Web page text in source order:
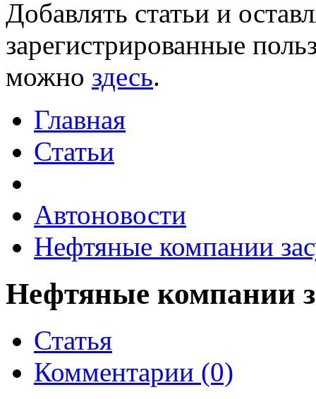
Добавлять статьи и
зарегистрированные
можно здесь.
Главная
Статьи
Автоновости
Нефтяные компании
Нефтяные компании
Статья
Комментарии (0)